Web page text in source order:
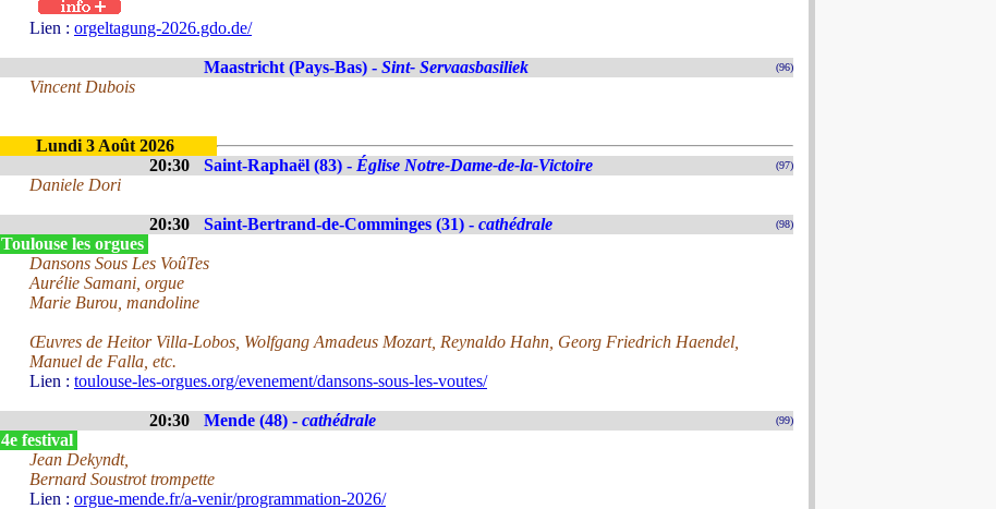
Lien : orgeltagung-2026.gdo.de/
Maastricht (Pays-Bas) - Sint- Servaasbasiliek (96)
Vincent Dubois
Lundi 3 Août 2026
20:30
Saint-Raphaël (83) - Église Notre-Dame-de-la-Victoire (97)
Daniele Dori
20:30 Saint-Bertrand-de-Comminges (31) - cathédrale (98)
Toulouse les orgues
Dansons Sous Les VoûTes
Aurélie Samani, orgue
Marie Burou, mandoline
Œuvres de Heitor Villa-Lobos, Wolfgang Amadeus Mozart, Reynaldo Hahn, Georg Friedrich Haendel,
Manuel de Falla, etc.
Lien : toulouse-les-orgues.org/evenement/dansons-sous-les-voutes/
20:30 Mende (48) - cathédrale (99)
4e festival
Jean Dekyndt,
Bernard Soustrot trompette
Lien : orgue-mende.fr/a-venir/programmation-2026/